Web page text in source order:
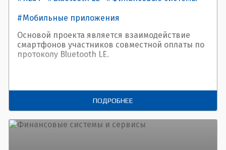
Мобильные приложения
Основой проекта является взаимодействие
смартфонов участников совместной оплаты по
протоколу Bluetooth LE.
ПОДРОБНЕЕ